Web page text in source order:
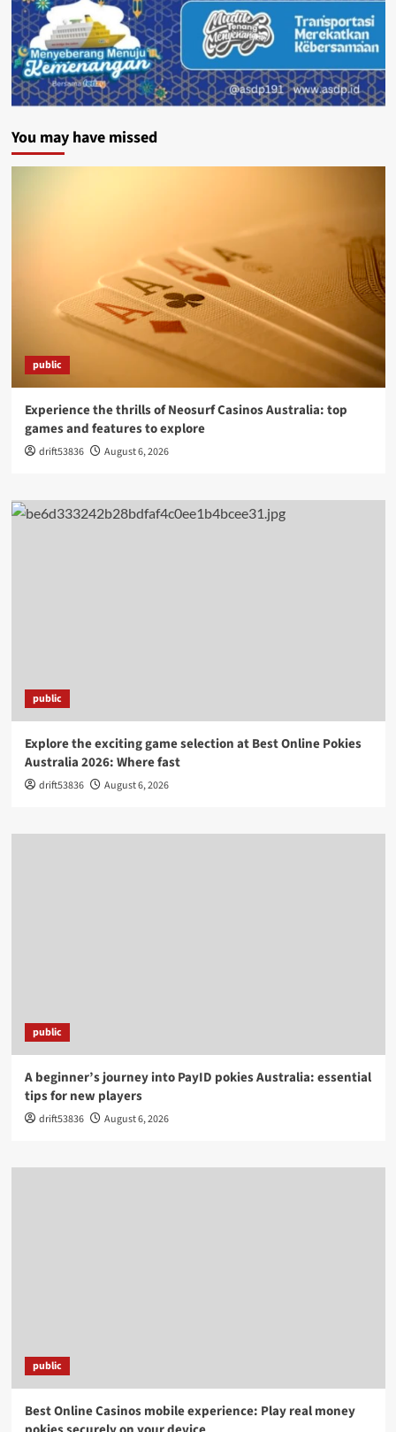
You may have missed
public
Experience the thrills of Neosurf Casinos Australia: top
games and features to explore
drift53836 August 6, 2026
public
Explore the exciting game selection at Best Online Pokies
Australia 2026: Where fast
drift53836 August 6, 2026
public
A beginner’s journey into PayID pokies Australia: essential
tips for new players
drift53836 August 6, 2026
public
Best Online Casinos mobile experience: Play real money